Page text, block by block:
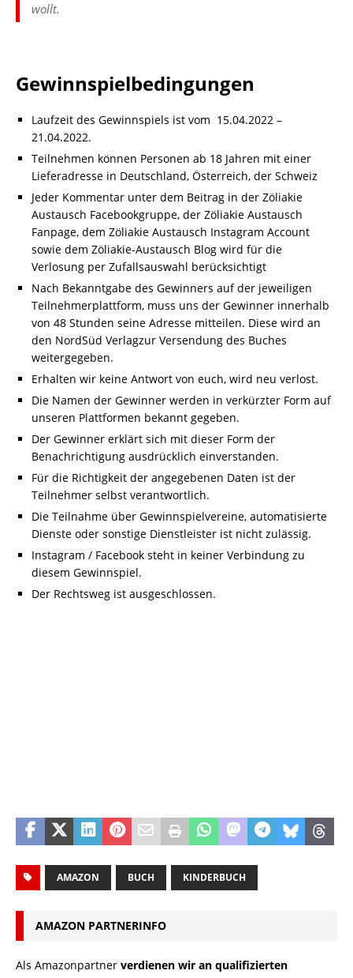
wollt.
Gewinnspielbedingungen
Laufzeit des Gewinnspiels ist vom 15.04.2022 –
21.04.2022.
Teilnehmen können Personen ab 18 Jahren mit einer
Lieferadresse in Deutschland, Österreich, der Schweiz
Jeder Kommentar unter dem Beitrag in der Zöliakie
Austausch Facebookgruppe, der Zöliakie Austausch
Fanpage, dem Zöliakie Austausch Instagram Account
sowie dem Zöliakie-Austausch Blog wird für die
Verlosung per Zufallsauswahl berücksichtigt
Nach Bekanntgabe des Gewinners auf der jeweiligen
Teilnehmerplattform, muss uns der Gewinner innerhalb
von 48 Stunden seine Adresse mitteilen. Diese wird an
den NordSüd Verlagzur Versendung des Buches
weitergegeben.
Erhalten wir keine Antwort von euch, wird neu verlost.
Die Namen der Gewinner werden in verkürzter Form auf
unseren Plattformen bekannt gegeben.
Der Gewinner erklärt sich mit dieser Form der
Benachrichtigung ausdrücklich einverstanden.
Für die Richtigkeit der angegebenen Daten ist der
Teilnehmer selbst verantwortlich.
Die Teilnahme über Gewinnspielvereine, automatisierte
Dienste oder sonstige Dienstleister ist nicht zulässig.
Instagram / Facebook steht in keiner Verbindung zu
diesem Gewinnspiel.
Der Rechtsweg ist ausgeschlossen.
AMAZON BUCH KINDERBUCH
AMAZON PARTNERINFO
Als Amazonpartner verdienen wir an qualifizierten